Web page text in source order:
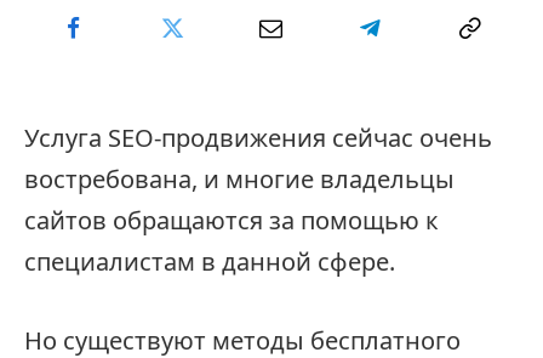
Услуга SEO-продвижения сейчас очень
востребована, и многие владельцы
сайтов обращаются за помощью к
специалистам в данной сфере.
Но существуют методы бесплатного